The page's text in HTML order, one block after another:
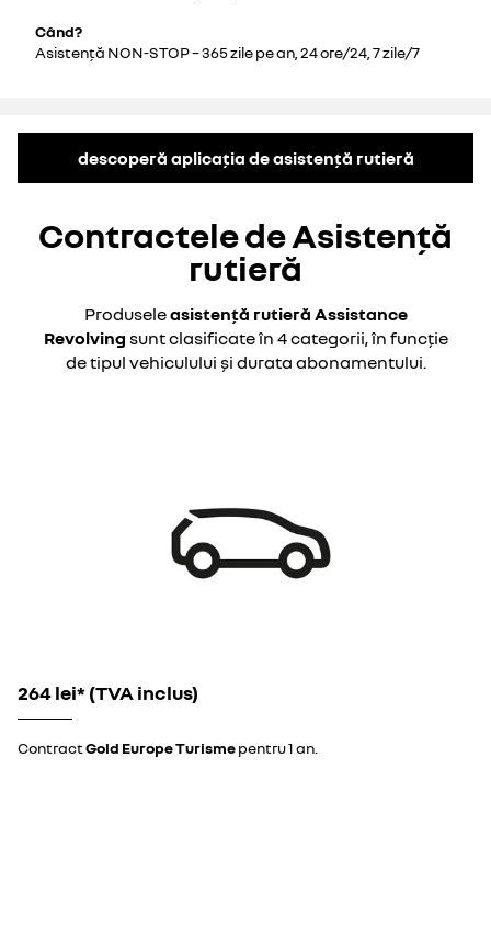
Când?
Asistență NON-STOP – 365 zile pe an, 24 ore/24, 7 zile/7
descoperă aplicația de asistență rutieră
Contractele de Asistență
rutieră
Produseleasistență rutieră Assistance
Revolving sunt clasificate în 4 categorii, în funcție
detipul vehiculului și durata abonamentului.
264 lei* (TVA inclus)
ContractGold Europe Turismepentru 1 an.